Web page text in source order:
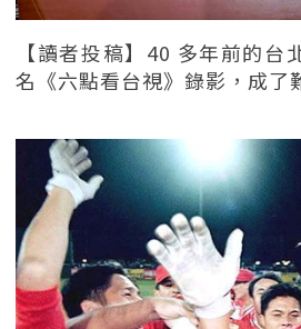
【讀者投稿】40 多年前的台
名《六點看台視》錄影，成了